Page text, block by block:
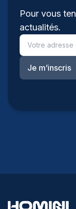
Pour vous
actualités.
Je m’inscris